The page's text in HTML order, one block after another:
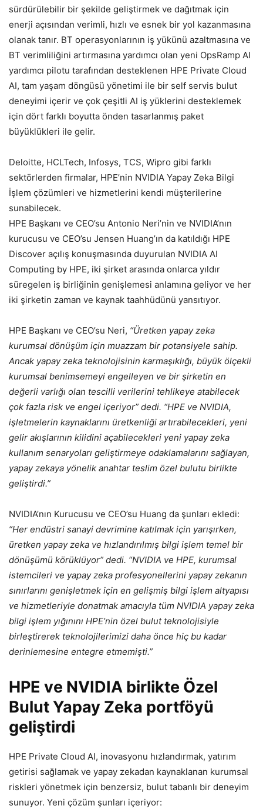
sürdürülebilir bir şekilde geliştirmek ve dağıtmak için
enerji açısından verimli, hızlı ve esnek bir yol kazanmasına
olanak tanır. BT operasyonlarının iş yükünü azaltmasına ve
BT verimliliğini artırmasına yardımcı olan yeni OpsRamp AI
yardımcı pilotu tarafından desteklenen HPE Private Cloud
AI, tam yaşam döngüsü yönetimi ile bir self servis bulut
deneyimi içerir ve çok çeşitli AI iş yüklerini desteklemek
için dört farklı boyutta önden tasarlanmış paket
büyüklükleri ile gelir.
Deloitte, HCLTech, Infosys, TCS, Wipro gibi farklı
sektörlerden firmalar, HPE’nin NVIDIA Yapay Zeka Bilgi
İşlem çözümleri ve hizmetlerini kendi müşterilerine
sunabilecek.
HPE Başkanı ve CEO’su Antonio Neri’nin ve NVIDIA’nın
kurucusu ve CEO’su Jensen Huang’ın da katıldığı HPE
Discover açılış konuşmasında duyurulan NVIDIA AI
Computing by HPE, iki şirket arasında onlarca yıldır
süregelen iş birliğinin genişlemesi anlamına geliyor ve her
iki şirketin zaman ve kaynak taahhüdünü yansıtıyor.
HPE Başkanı ve CEO’su Neri, “Üretken yapay zeka
kurumsal dönüşüm için muazzam bir potansiyele sahip.
Ancak yapay zeka teknolojisinin karmaşıklığı, büyük ölçekli
kurumsal benimsemeyi engelleyen ve bir şirketin en
değerli varlığı olan tescilli verilerini tehlikeye atabilecek
çok fazla risk ve engel içeriyor” dedi. “HPE ve NVIDIA,
işletmelerin kaynaklarını üretkenliği artırabilecekleri, yeni
gelir akışlarının kilidini açabilecekleri yeni yapay zeka
kullanım senaryoları geliştirmeye odaklamalarını sağlayan,
yapay zekaya yönelik anahtar teslim özel bulutu birlikte
geliştirdi.”
NVIDIA’nın Kurucusu ve CEO’su Huang da şunları ekledi:
“Her endüstri sanayi devrimine katılmak için yarışırken,
üretken yapay zeka ve hızlandırılmış bilgi işlem temel bir
dönüşümü körüklüyor” dedi. “NVIDIA ve HPE, kurumsal
istemcileri ve yapay zeka profesyonellerini yapay zekanın
sınırlarını genişletmek için en gelişmiş bilgi işlem altyapısı
ve hizmetleriyle donatmak amacıyla tüm NVIDIA yapay zeka
bilgi işlem yığınını HPE’nin özel bulut teknolojisiyle
birleştirerek teknolojilerimizi daha önce hiç bu kadar
derinlemesine entegre etmemişti.”
HPE ve NVIDIA birlikte Özel
Bulut Yapay Zeka portföyü
geliştirdi
HPE Private Cloud AI, inovasyonu hızlandırmak, yatırım
getirisi sağlamak ve yapay zekadan kaynaklanan kurumsal
riskleri yönetmek için benzersiz, bulut tabanlı bir deneyim
sunuyor. Yeni çözüm şunları içeriyor: